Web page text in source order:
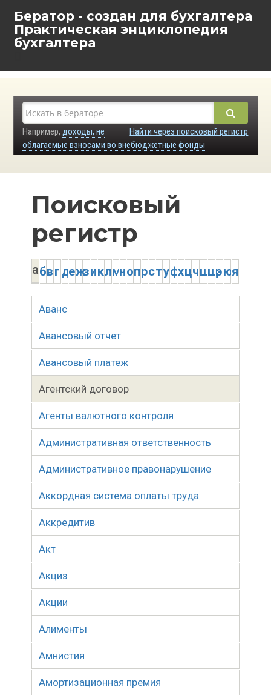
Бератор - создан для бухгалтера
Практическая энциклопедия
бухгалтера
Найти через поисковый регистр
Например, доходы, не
облагаемые взносами во внебюджетные фонды
Поисковый
регистр
абвгдежзиклмнопрстуфхцчшщэюя
Аванс
Авансовый отчет
Авансовый платеж
Агентский договор
Агенты валютного контроля
Административная ответственность
Административное правонарушение
Аккордная система оплаты труда
Аккредитив
Акт
Акциз
Акции
Алименты
Амнистия
Амортизационная премия